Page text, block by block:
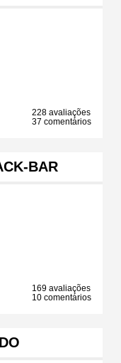
228 avaliações
37 comentários
BAR
169 avaliações
10 comentários